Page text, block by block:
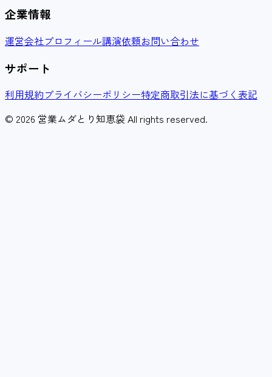
企業情報
運営会社プロフィール講演依頼お問い合わせ
サポート
利用規約プライバシーポリシー特定商取引法に基づく表記
© 2026 営業ムダとり知恵袋 All rights reserved.